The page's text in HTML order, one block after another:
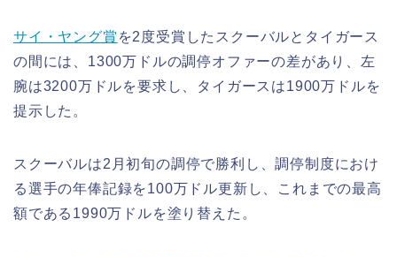
サイ・ヤング賞 を2度受賞したスクーバルとタイガース
の間には、1300万ドルの調停オファーの差があり、左
腕は3200万ドルを要求し、タイガースは1900万ドルを
提示した。
スクーバルは2月初旬の調停で勝利し、調停制度におけ
る選手の年俸記録を100万ドル更新し、これまでの最高
額である1990万ドルを塗り替えた。